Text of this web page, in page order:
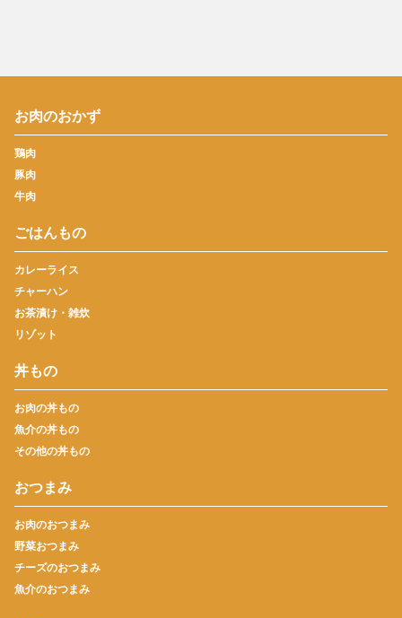
お肉のおかず
鶏肉
豚肉
牛肉
ごはんもの
カレーライス
チャーハン
お茶漬け・雑炊
リゾット
丼もの
お肉の丼もの
魚介の丼もの
その他の丼もの
おつまみ
お肉のおつまみ
野菜おつまみ
チーズのおつまみ
魚介のおつまみ